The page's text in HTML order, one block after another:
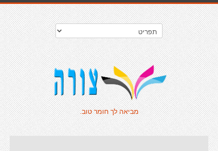
מביאה לך חומר טוב.